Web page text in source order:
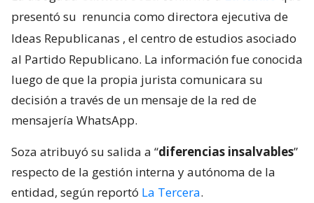
presentó su renuncia como directora ejecutiva de
Ideas Republicanas , el centro de estudios asociado
al Partido Republicano. La información fue conocida
luego de que la propia jurista comunicara su
decisión a través de un mensaje de la red de
mensajería WhatsApp.
Soza atribuyó su salida a “diferencias insalvables”
respecto de la gestión interna y autónoma de la
entidad, según reportó La Tercera.